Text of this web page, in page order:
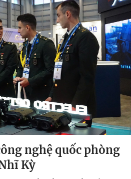
nghệ quốc phòng
Kỳ